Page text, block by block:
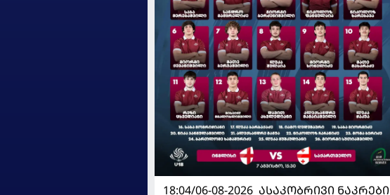
18:04/06-08-2026 ᲐᲡᲐᲙᲝᲑᲠᲘᲕᲘ ᲜᲐᲙᲠᲔᲑᲘ